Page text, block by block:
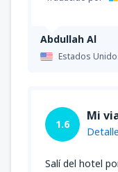
Abdullah Al
Estados
1.6
Mi
Salí del hotel